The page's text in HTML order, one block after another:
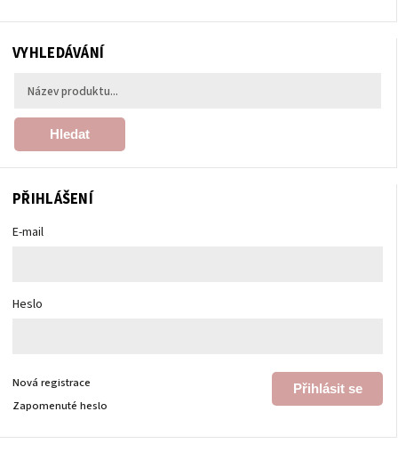
VYHLEDÁVÁNÍ
Hledat
PŘIHLÁŠENÍ
E-mail
Heslo
Přihlásit se
Nová registrace
Zapomenuté heslo